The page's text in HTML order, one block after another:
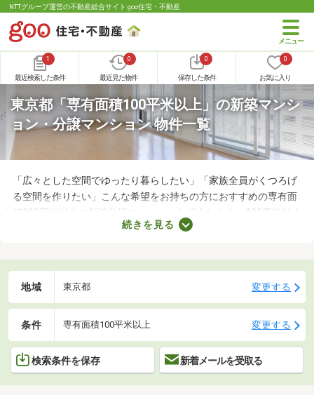
NTTグループ運営の不動産総合サイト goo住宅・不動産
1
最近検索した条件
0
最近見た物件
0
保存した条件
0
お気に入り
東京都「専有面積100平米以上」の新築マンシ
ョン・分譲マンション 物件一覧
「広々とした空間でゆったり暮らしたい」「家族全員がくつろげ
る空間を作りたい」こんな希望をお持ちの方におすすめの専有面
積100平米以上の新築分譲マンションを紹介します。100平米以上
の物件は、4人家族がゆったり暮らす広さとして最適。立地や物
てみてくださいね。
続きを見る
地域 東京都 変更する
条件 専有面積100平米以上 変更する
検索条件を保存 新着メールを受取る